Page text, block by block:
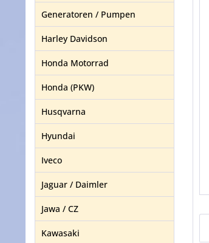
Generatoren / Pumpen
Harley Davidson
Honda Motorrad
Honda (PKW)
Husqvarna
Hyundai
Iveco
Jaguar / Daimler
Jawa / CZ
Kawasaki